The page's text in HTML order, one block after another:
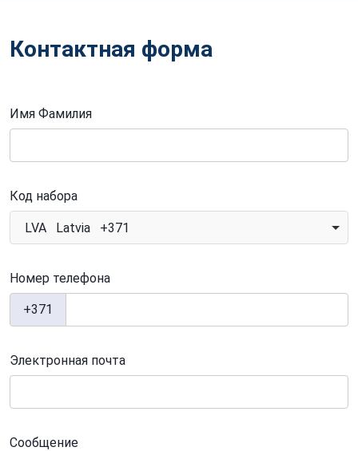
Контактная форма
Имя Фамилия
Код набора
LVA Latvia +371
Номер телефона
+371
Электронная почта
Сообщение